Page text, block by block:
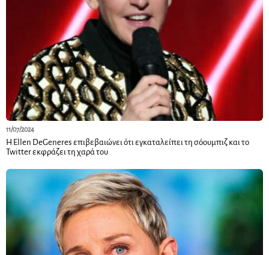
11/07/2024
Η Ellen DeGeneres επιβεβαιώνει ότι εγκαταλείπει τη σόουμπιζ και το
Twitter εκφράζει τη χαρά του